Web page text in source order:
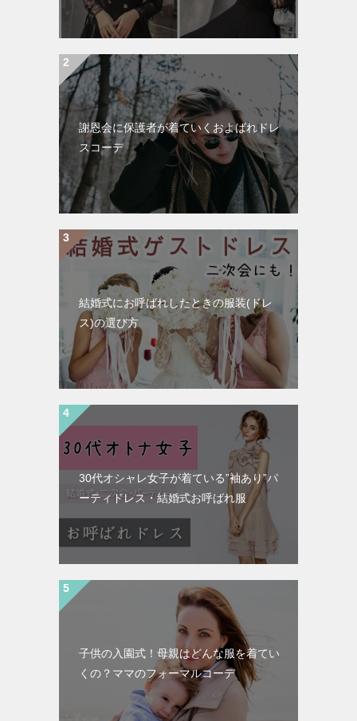
謝恩会に保護者が着ていくおよばれドレ
スコーデ
結婚式にお呼ばれしたときの服装(ドレ
ス)の選び方
30代オシャレ女子が着ている”袖あり”パ
ーティドレス・結婚式お呼ばれ服
子供の入園式！母親はどんな服を着てい
くの？ママのフォーマルコーデ